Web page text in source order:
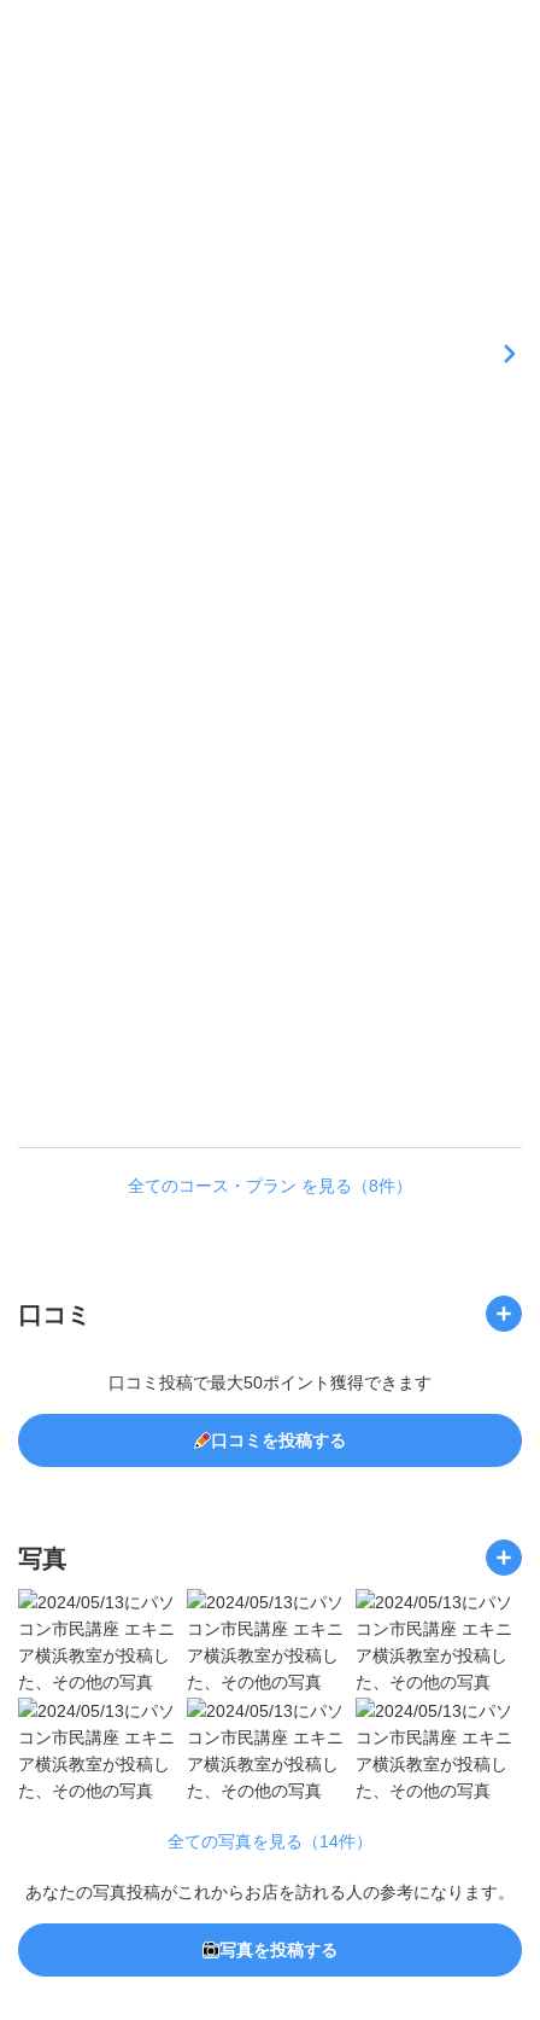
全てのコース・プラン を見る（8件）
口コミ
口コミ投稿で最大50ポイント獲得できます
口コミを投稿する
写真
全ての写真を見る（14件）
あなたの写真投稿がこれからお店を訪れる人の参考になります。
写真を投稿する